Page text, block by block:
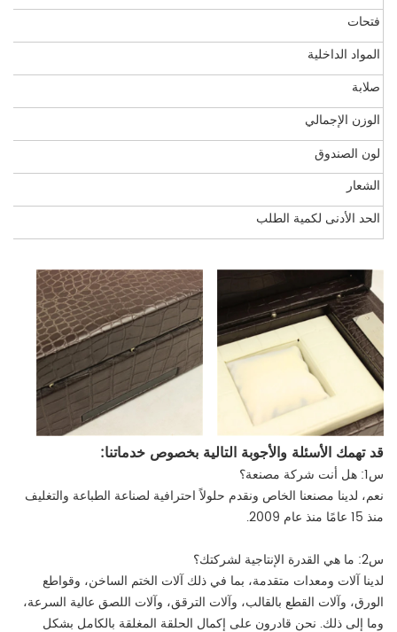
فتحات
المواد الداخلية
صلابة
الوزن الإجمالي
لون الصندوق
الشعار
الحد الأدنى لكمية الطلب
قد تهمك الأسئلة والأجوبة التالية بخصوص خدماتنا:
س1: هل أنت شركة مصنعة؟
نعم، لدينا مصنعنا الخاص ونقدم حلولاً احترافية لصناعة الطباعة والتغليف
منذ 15 عامًا منذ عام 2009.
س2: ما هي القدرة الإنتاجية لشركتك؟
لدينا آلات ومعدات متقدمة، بما في ذلك آلات الختم الساخن، وقواطع
الورق، وآلات القطع بالقالب، وآلات الترقق، وآلات اللصق عالية السرعة،
وما إلى ذلك. نحن قادرون على إكمال الحلقة المغلقة بالكامل بشكل